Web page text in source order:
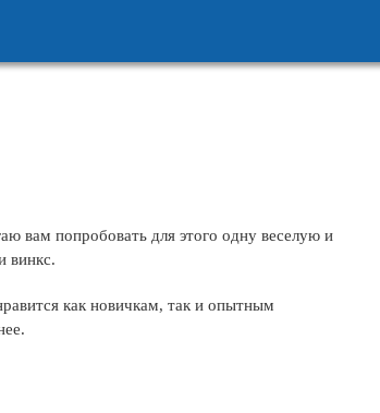
вам попробовать для этого одну веселую и
винкс.
как новичкам, так и опытным